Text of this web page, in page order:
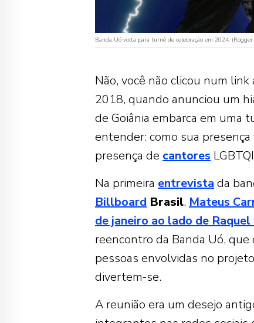
Banda Uó volta para turnê de celebração em 2024.
Não, você não clicou num
2018, quando anunciou um
de Goiânia embarca em uma
entender: como sua presença
presença de cantores
Na primeira entrevista da
Billboard Brasil, Mateus
de janeiro ao lado de Raquel
reencontro da Banda Uó, que
pessoas envolvidas no
divertem-se.
A reunião era um desejo